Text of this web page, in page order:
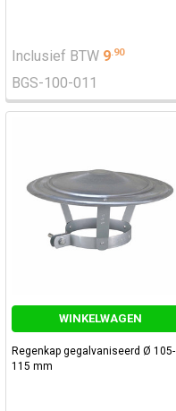
Inclusief BTW 9.90
BGS-100-011
WINKELWAGEN
Regenkap gegalvaniseerd Ø 105-
115 mm